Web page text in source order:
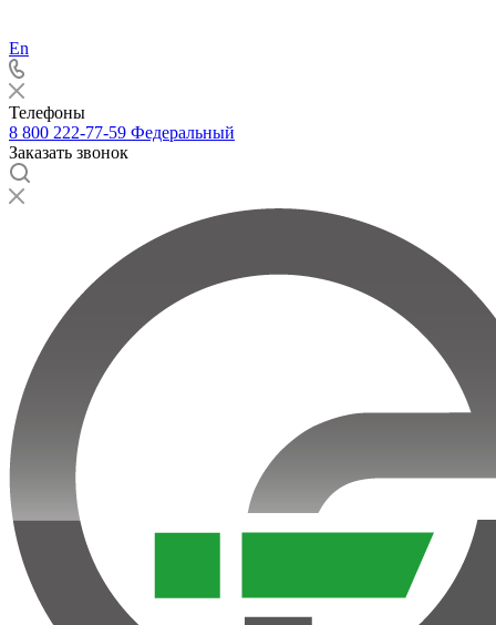
En
Телефоны
8 800 222-77-59 Федеральный
Заказать звонок